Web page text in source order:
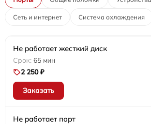
Сеть и интернет Система охлаждения
Не работает жесткий диск
65 мин
2 250 ₽
Заказать
Не работает порт